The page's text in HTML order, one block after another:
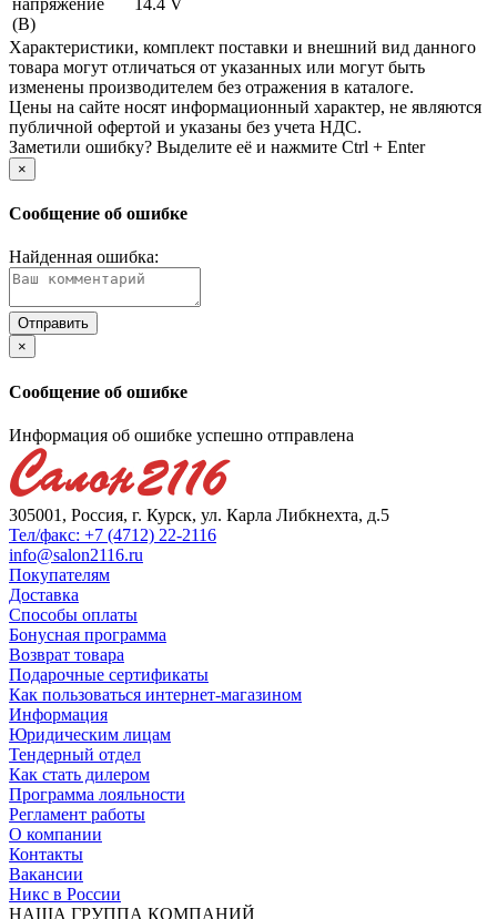
(В)
Xарактеристики, комплект поставки и внешний вид данного
товара могут отличаться от указанных или могут быть
изменены производителем без отражения в каталоге.
Цены на сайте носят информационный характер, не являются
публичной офертой и указаны без учета НДС.
Заметили ошибку? Выделите её и нажмите Ctrl + Enter
×
Сообщение об ошибке
Найденная ошибка:
×
Сообщение об ошибке
Информация об ошибке успешно отправлена
305001, Россия, г. Курск, ул. Карла Либкнехта, д.5
Тел/факс: +7 (4712) 22-2116
info@salon2116.ru
Покупателям
Доставка
Способы оплаты
Бонусная программа
Возврат товара
Подарочные сертификаты
Как пользоваться интернет-магазином
Информация
Юридическим лицам
Тендерный отдел
Как стать дилером
Программа лояльности
Регламент работы
О компании
Контакты
Вакансии
Никс в России
НАША ГРУППА КОМПАНИЙ